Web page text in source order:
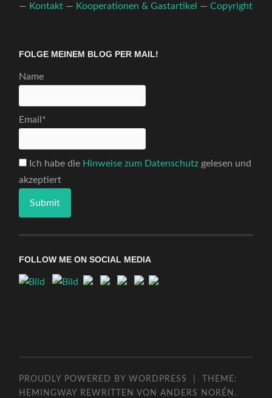
— Kontakt — Kooperationen & Gastartikel —Copyright
FOLGE MEINEM BLOG PER MAIL!
Name
Email*
Ich habe die Hinweise zum Datenschutz gelesen und
akzeptiert
FOLLOW ME ON SOCIAL MEDIA
PROUDLY POWERED BY WORDPRESS
THEME:
HEMINGWAY REWRITTEN VONANDERS NORÉN .